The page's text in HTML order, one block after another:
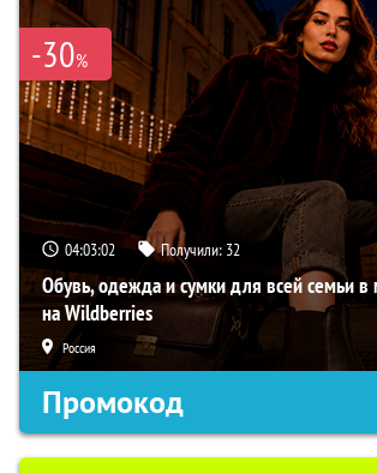
-30%
04:03:01 Получили: 32
Обувь, одежда и сумки для всей семьи в
на Wildberries
Россия
Промокод